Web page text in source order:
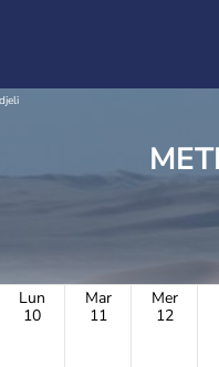
Lun
10
Mar
11
Mer
12